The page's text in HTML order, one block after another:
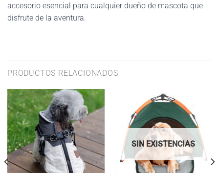
accesorio esencial para cualquier dueño de mascota que
disfrute de la aventura.
PRODUCTOS RELACIONADOS
SIN EXISTENCIAS